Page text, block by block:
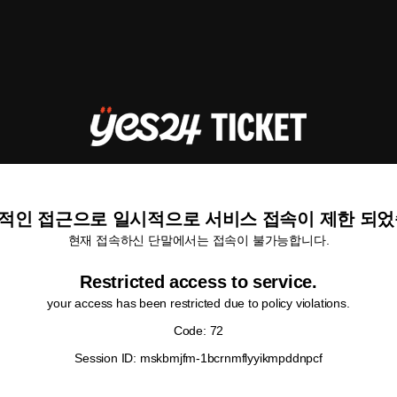
인 접근으로 일시적으로 서비스 접속이 제한 되
현재 접속하신 단말에서는 접속이 불가능합니다.
Restricted access to service.
your access has been restricted due to policy violations.
Code: 72
Session ID: mskbmjfm-1bcrnmflyyikmpddnpcf